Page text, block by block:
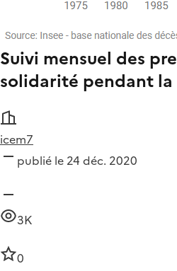
Suivi mensuel des
solidarité pendant la
icem7
publié le 24 déc. 2020
3K
0